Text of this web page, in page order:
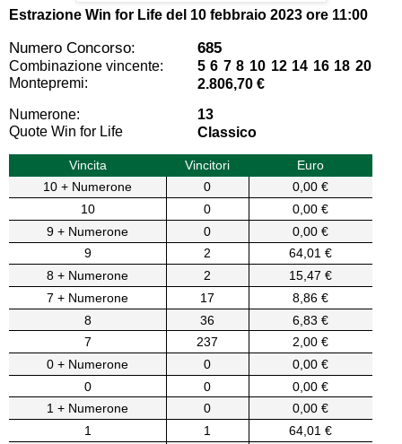
Estrazione Win for Life del 10 febbraio 2023 ore 11:00
Numero Concorso: 685
Combinazione vincente:
5 6 7 8 10 12 14 16 18 20
Montepremi:
2.806,70 €
Numerone:
13
Quote Win for Life
Classico
Vincita Vincitori
Euro
10 + Numerone
0
0,00 €
10
0
0,00 €
9 + Numerone
0
0,00 €
9
2
64,01 €
8 + Numerone
2
15,47 €
7 + Numerone
17
8,86 €
8
36
6,83 €
7
237
2,00 €
0 + Numerone
0
0,00 €
0
0
0,00 €
1 + Numerone
0
0,00 €
1
1
64,01 €